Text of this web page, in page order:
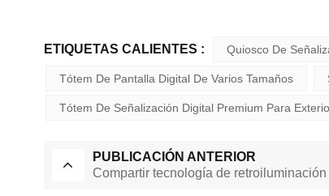
ETIQUETAS CALIENTES : Quiosco De
Tótem De Pantalla Digital De Varios Tamaños
Tótem De Señalización Digital Premium Para
PUBLICACIÓN ANTERIOR
Compartir tecnología de